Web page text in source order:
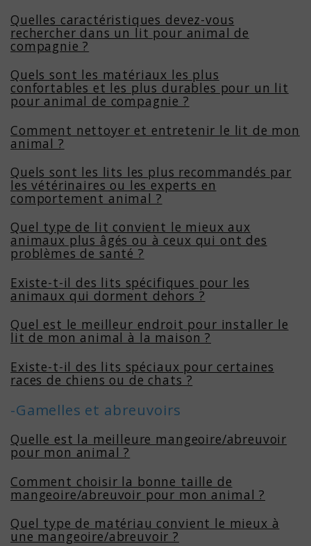
Quelles caractéristiques devez-vous
rechercher dans un lit pour animal de
compagnie ?
Quels sont les matériaux les plus
confortables et les plus durables pour un lit
pour animal de compagnie ?
Comment nettoyer et entretenir le lit de mon
animal ?
Quels sont les lits les plus recommandés par
les vétérinaires ou les experts en
comportement animal ?
Quel type de lit convient le mieux aux
animaux plus âgés ou à ceux qui ont des
problèmes de santé ?
Existe-t-il des lits spécifiques pour les
animaux qui dorment dehors ?
Quel est le meilleur endroit pour installer le
lit de mon animal à la maison ?
Existe-t-il des lits spéciaux pour certaines
races de chiens ou de chats ?
-Gamelles et abreuvoirs
Quelle est la meilleure mangeoire/abreuvoir
pour mon animal ?
Comment choisir la bonne taille de
mangeoire/abreuvoir pour mon animal ?
Quel type de matériau convient le mieux à
une mangeoire/abreuvoir ?